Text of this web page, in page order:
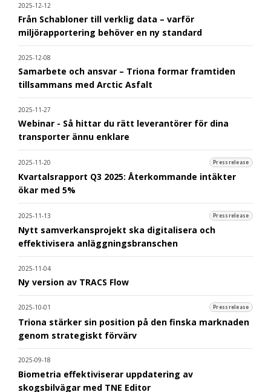
2025-12-12
Från Schabloner till verklig data – varför
miljörapportering behöver en ny standard
2025-12-08
Samarbete och ansvar – Triona formar framtiden
tillsammans med Arctic Asfalt
2025-11-27
Webinar - Så hittar du rätt leverantörer för dina
transporter ännu enklare
2025-11-20 Pressrelease
Kvartalsrapport Q3 2025: Återkommande intäkter
ökar med 5%
2025-11-13 Pressrelease
Nytt samverkansprojekt ska digitalisera och
effektivisera anläggningsbranschen
2025-11-04
Ny version av TRACS Flow
2025-10-01 Pressrelease
Triona stärker sin position på den finska marknaden
genom strategiskt förvärv
2025-09-18
Biometria effektiviserar uppdatering av
skogsbilvägar med TNE Editor